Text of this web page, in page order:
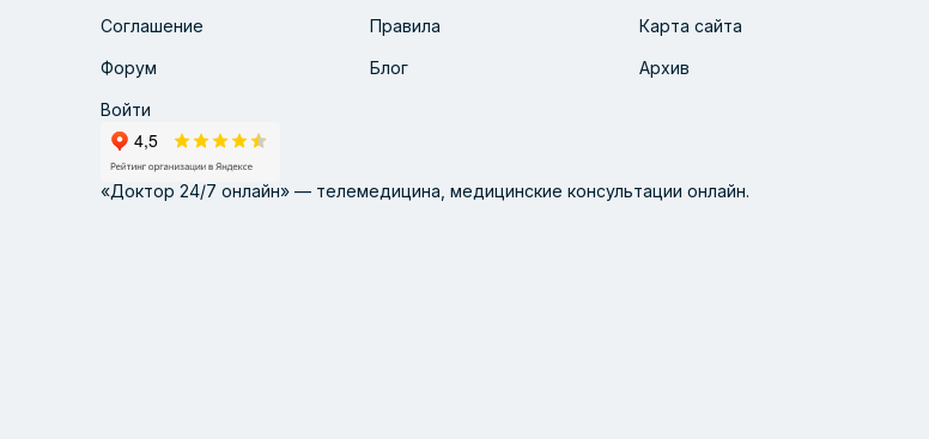
Соглашение Правила Карта сайта
Форум Блог Архив
Войти
«Доктор 24/7 онлайн» — телемедицина, медицинские консультации онлайн.